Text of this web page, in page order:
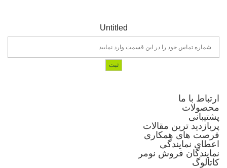
Untitled
ارتباط با ما
محصولات
پشتیبانی
پربازدید ترین مقالات
فرصت های همکاری
اعطای نمایندگی
نمایندگان فروش نومر
کاتالوگ